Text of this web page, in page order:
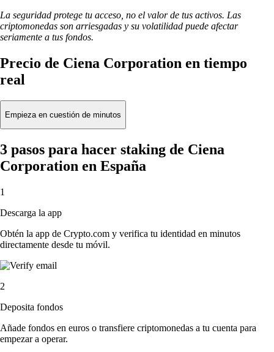
La seguridad protege tu acceso, no el valor de tus activos. Las
criptomonedas son arriesgadas y su volatilidad puede afectar
seriamente a tus fondos.
Precio de Ciena Corporation en tiempo
real
Empieza en cuestión de minutos
3 pasos para hacer staking de Ciena
Corporation en España
1
Descarga la app
Obtén la app de Crypto.com y verifica tu identidad en minutos
directamente desde tu móvil.
2
Deposita fondos
Añade fondos en euros o transfiere criptomonedas a tu cuenta para
empezar a operar.